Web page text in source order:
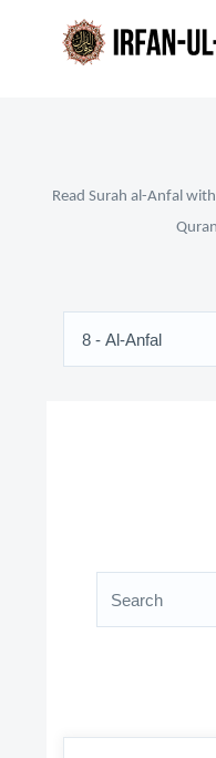
Read Surah al-Anfal